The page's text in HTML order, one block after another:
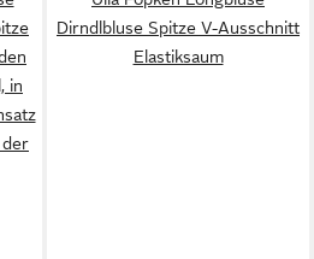
in
der
Dirndlbluse Spitze V-Ausschnitt
Elastiksaum